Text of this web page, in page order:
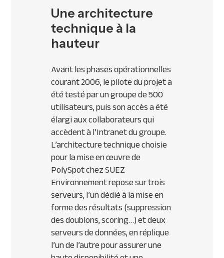
Une architecture
technique à la
hauteur
Avant les phases opérationnelles
courant 2006, le pilote du projet a
été testé par un groupe de 500
utilisateurs, puis son accès a été
élargi aux collaborateurs qui
accèdent à l’Intranet du groupe.
L’architecture technique choisie
pour la mise en œuvre de
PolySpot chez SUEZ
Environnement repose sur trois
serveurs, l’un dédié à la mise en
forme des résultats (suppression
des doublons, scoring…) et deux
serveurs de données, en réplique
l’un de l’autre pour assurer une